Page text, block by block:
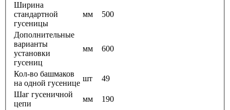
Ширина
стандартной
гусеницы
мм 500
Дополнительные
варианты
установки
гусениц
мм 600
Кол-во башмаков
на одной гусенице
шт
49
Шаг гусеничной
цепи
мм
190